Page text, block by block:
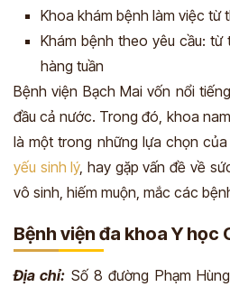
Khoa khám bệnh làm việc từ
Khám bệnh theo yêu cầu:
hàng tuần
Bệnh viện Bạch Mai vốn nổi
đầu cả nước. Trong đó, khoa
là một trong những lựa chọn
yếu sinh lý, hay gặp vấn đề về
vô sinh, hiếm muộn, mắc các
Bệnh viện đa khoa Y học
Địa chỉ: Số 8 đường Phạm